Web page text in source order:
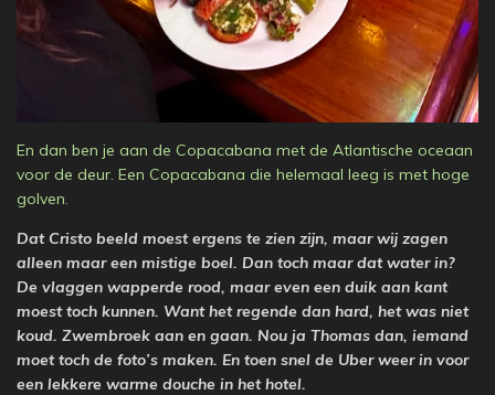
En dan ben je aan de Copacabana met de Atlantische oceaan
voor de deur. Een Copacabana die helemaal leeg is met hoge
golven.
Dat Cristo beeld moest ergens te zien zijn, maar wij zagen
alleen maar een mistige boel. Dan toch maar dat water in?
De vlaggen wapperde rood, maar even een duik aan kant
moest toch kunnen. Want het regende dan hard, het was niet
koud. Zwembroek aan en gaan. Nou ja Thomas dan, iemand
moet toch de foto’s maken. En toen snel de Uber weer in voor
een lekkere warme douche in het hotel.